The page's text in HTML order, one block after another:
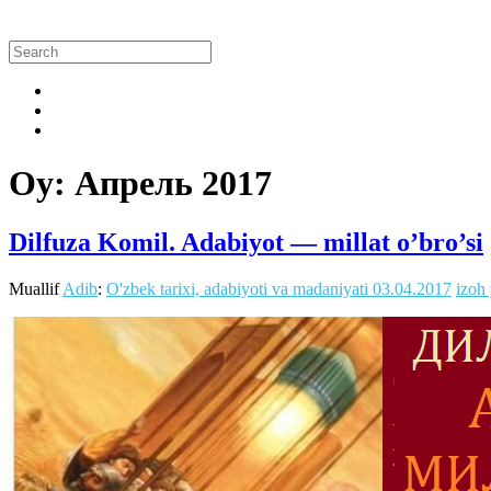
Oy: Апрель 2017
Dilfuza Komil. Adabiyot — millat o’bro’si
MuallifAdib: O'zbek tarixi, adabiyoti va madaniyati 03.04.2017 izoh